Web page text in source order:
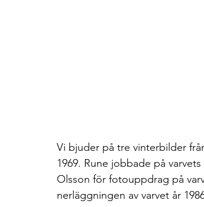
Vi bjuder på tre vinterbilder
1969. Rune jobbade på
Olsson för fotouppdrag på
nerläggningen av varvet år